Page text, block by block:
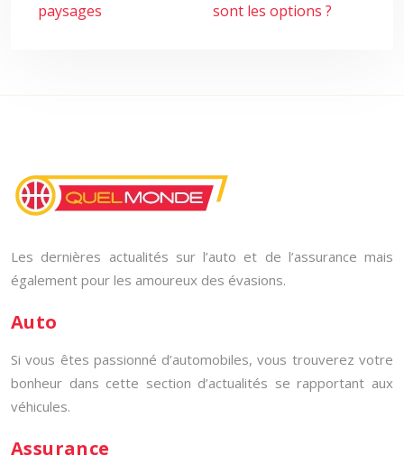
paysages
sont les options ?
Les dernières actualités sur l’auto et de l’assurance mais
également pour les amoureux des évasions.
Auto
Si vous êtes passionné d’automobiles, vous trouverez votre
bonheur dans cette section d’actualités se rapportant aux
véhicules.
Assurance